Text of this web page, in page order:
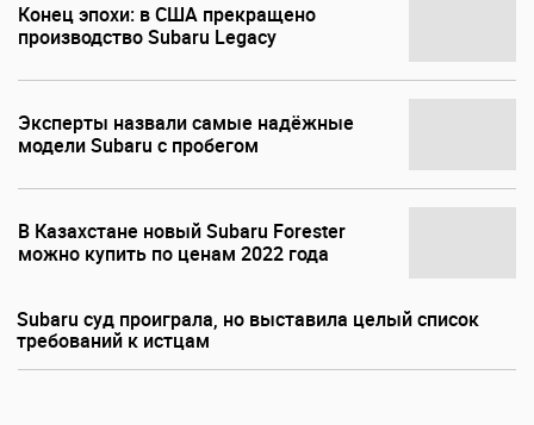
Конец эпохи: в США прекращено
производство Subaru Legacy
Эксперты назвали самые надёжные
модели Subaru с пробегом
В Казахстане новый Subaru Forester
можно купить по ценам 2022 года
Subaru суд проиграла, но выставила целый список
требований к истцам